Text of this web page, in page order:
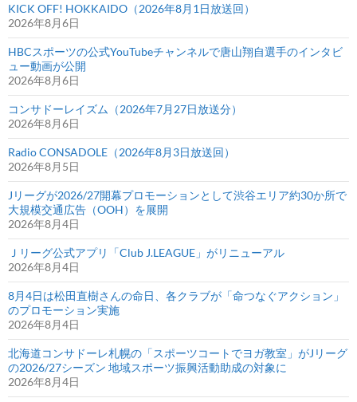
KICK OFF! HOKKAIDO（2026年8月1日放送回）
2026年8月6日
HBCスポーツの公式YouTubeチャンネルで唐山翔自選手のインタビ
ュー動画が公開
2026年8月6日
コンサドーレイズム（2026年7月27日放送分）
2026年8月6日
Radio CONSADOLE（2026年8月3日放送回）
2026年8月5日
Jリーグが2026/27開幕プロモーションとして渋谷エリア約30か所で
大規模交通広告（OOH）を展開
2026年8月4日
Ｊリーグ公式アプリ「Club J.LEAGUE」がリニューアル
2026年8月4日
8月4日は松田直樹さんの命日、各クラブが「命つなぐアクション」
のプロモーション実施
2026年8月4日
北海道コンサドーレ札幌の「スポーツコートでヨガ教室」がJリーグ
の2026/27シーズン 地域スポーツ振興活動助成の対象に
2026年8月4日